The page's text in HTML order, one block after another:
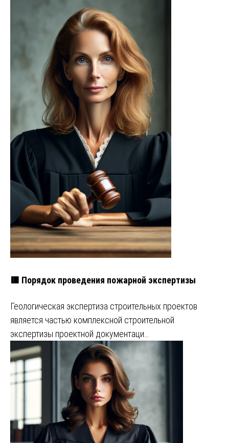
🟥 Порядок проведения пожарной экспертизы
Геологическая экспертиза строительных проектов
является частью комплексной строительной
экспертизы проектной документаци…